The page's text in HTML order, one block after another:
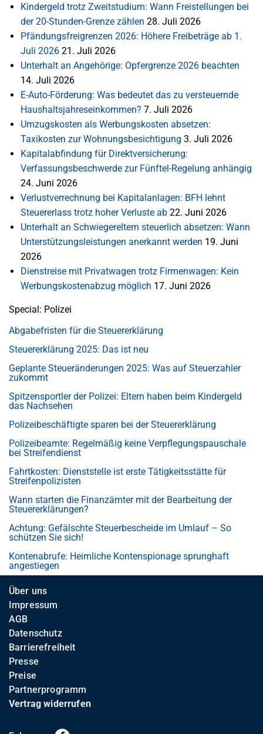
Kindergeld trotz Zweitstudium: Wann Freistellungen bei
der 20-Stunden-Grenze zählen 28. Juli 2026
Pfändungsfreigrenzen 2026: Höhere Freibeträge ab 1.
Juli 2026 21. Juli 2026
Unterhalt an Angehörige: Opfergrenze 2026 beachten
14. Juli 2026
E-Auto-Förderung: Was bedeutet das zu versteuernde
Haushaltsjahreseinkommen? 7. Juli 2026
Umzugskosten als Werbungskosten absetzen:
Taxikosten zur Wohnungsbesichtigung 3. Juli 2026
Kapitalabfindung für Direktversicherung:
Verfassungsbeschwerde zur Fünftel-Regelung anhängig
24. Juni 2026
Verlustverrechnung bei Kapitalanlagen: BFH lehnt
Steuererlass trotz hoher Verluste ab 22. Juni 2026
Unterhalt an Schwiegereltern steuerlich absetzen: Wann
Unterstützungsleistungen anerkannt werden 19. Juni
2026
Dienstreise mit Privatwagen trotz Firmenwagen: Kein
Werbungskostenabzug möglich 17. Juni 2026
Special: Polizei
Abgabefristen für die Steuererklärung
Steuererklärung 2025: Das ist neu
Geplante Steueränderungen 2025: Was auf Steuerzahler
zukommt
Spitzensportler der Polizei: Eltern haben beim Kindergeld
das Nachsehen
Polizeibeschäftigte sparen bei der Steuererklärung
Polizeibeamte: Regelmäßig keine Verpflegungspauschale
bei Streifendienst
Fahrtkosten: Dienststelle ist erste Tätigkeitsstätte für
Streifenpolizisten
Wann starten die Finanzämter mit der Bearbeitung der
Steuererklärungen?
Achtung: Gefälschte Steuerbescheide im Umlauf – So
schützen Sie sich!
Kontenabrufe: Heimliche Kontenspionage sprunghaft
angestiegen
Über uns
Impressum
AGB
Datenschutz
Barrierefreiheit
Presse
Preise
Partnerprogramm
Vertrag widerrufen